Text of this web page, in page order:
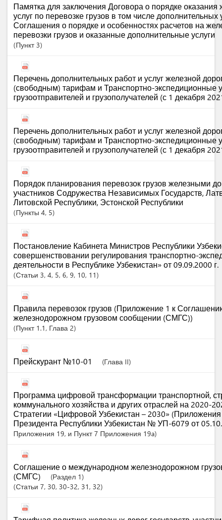
Памятка для заключения Договора о порядке
услуг по перевозке грузов в том числе дополнительных
Соглашения о порядке и особенностях расчетов на
перевозки грузов и оказанные дополнительные услуги
Пункт3
Перечень дополнительных работ и услуг железной
(свободным) тарифам и Транспортно-экспедиционные
грузоотправителей и грузополучателей (с 1 декабря
Перечень дополнительных работ и услуг железной
(свободным) тарифам и Транспортно-экспедиционные
грузоотправителей и грузополучателей (с 1 декабря
Порядок планирования перевозок грузов железными
участников Содружества Независимых Государств,
Литовской Республики, Эстонской Республики
Пункты 4, 5
Постановление Кабинета Министров Республики
совершенствовании регулирования транспортно-
деятельности в Республике Узбекистан» от 09.09.2000 г.
Статьи 3, 4, 5, 6, 9, 10, 11
Правила перевозок грузов (Приложение 1 к
железнодорожном грузовом сообщении (СМГС))
Пункт 1.1 , Глава 2
Прейскурант №10-01 (Глава II)
Программа цифровой трансформации транспортной,
коммунального хозяйства и других отраслей на 2020-
Стратегии «Цифровой Узбекистан – 2030» (Приложения
Президента Республики Узбекистан № УП-6079 от
Приложения 19, и Пункт 7 Приложения 19a)
Соглашение о международном железнодорожном
(СМГС)
(Раздел 1)
Статьи 7, 30, 30-32, 31 , 32